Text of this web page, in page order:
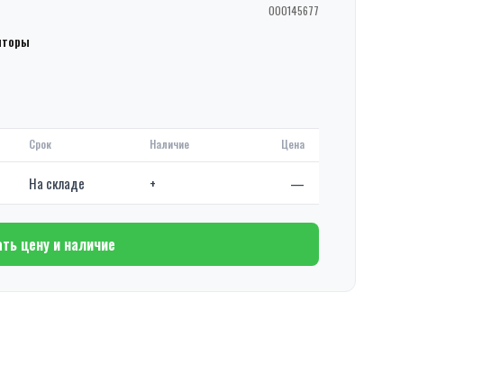
000145677
Срок Наличие Цена
На складе + —
цену и наличие